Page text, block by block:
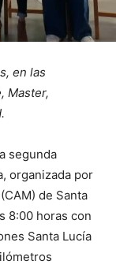
en las
Master,
segunda
organizada por
de Santa
8:00 horas con
Santa Lucía